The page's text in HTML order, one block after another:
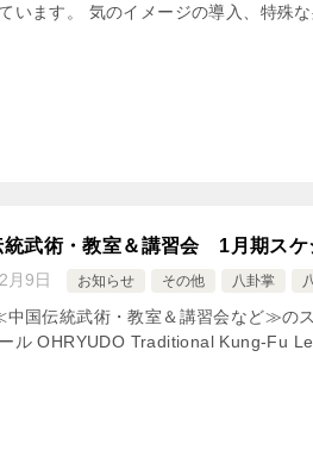
います。 気のイメージの導入、特殊
統武術・教室＆講習会 1月期スケ
月9日 お知らせ その他 八卦掌
国伝統武術・教室＆講習会など≫の
ル OHRYUDO Traditional Kung-Fu